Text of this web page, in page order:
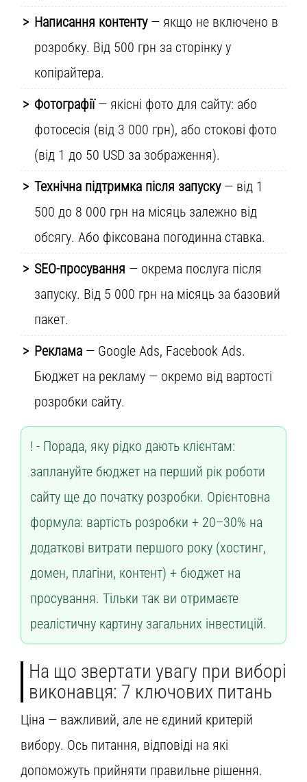
Написання контенту— якщо не включено в
розробку. Від 500 грн за сторінку у
копірайтера.
Фотографії— якісні фото для сайту: або
фотосесія (від 3 000 грн), або стокові фото
(від 1 до 50 USD за зображення).
Технічна підтримка після запуску— від 1
500 до 8 000 грн на місяць залежно від
обсягу. Або фіксована погодинна ставка.
SEO-просування — окрема послуга після
запуску. Від 5 000 грн на місяць за базовий
пакет.
Реклама — Google Ads, Facebook Ads.
Бюджет на рекламу — окремо від вартості
розробки сайту.
Порада, яку рідко дають клієнтам:
заплануйте бюджет на перший рік роботи
сайту ще до початку розробки. Орієнтовна
формула: вартість розробки + 20–30% на
додаткові витрати першого року (хостинг,
домен, плагіни, контент) + бюджет на
просування. Тільки так ви отримаєте
реалістичну картину загальних інвестицій.
На що звертати увагу при виборі
виконавця: 7 ключових питань
Ціна — важливий, але не єдиний критерій
вибору. Ось питання, відповіді на які
допоможуть прийняти правильне рішення.